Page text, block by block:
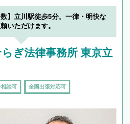
数】立川駅徒歩5分。一律・明快な
いただけます。
ぎ法律事務所 東京立
相談可 全国出張対応可